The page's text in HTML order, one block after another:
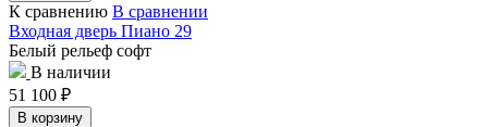
К сравнению В сравнении
Входная дверь Пиано 29
Белый рельеф софт
В наличии
51 100 ₽
В корзину